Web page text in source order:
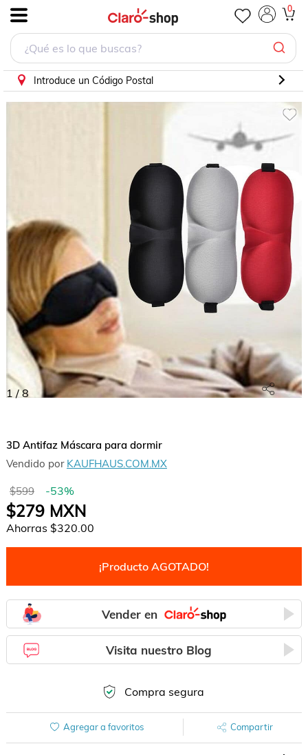
0
Introduce un Código Postal
1 /8
3D Antifaz Máscara para dormir
Vendido por KAUFHAUS.COM.MX
$599 -53%
$279MXN
Ahorras $320.00
¡Producto AGOTADO!
Vender en
Visita nuestro Blog
Compra segura
Agregar a favoritos Compartir